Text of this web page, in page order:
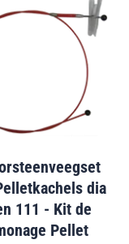
dia
111 - Kit de
Pellet